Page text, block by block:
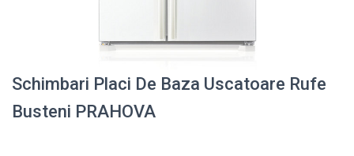
Schimbari Placi De Baza Uscatoare Rufe
Busteni PRAHOVA